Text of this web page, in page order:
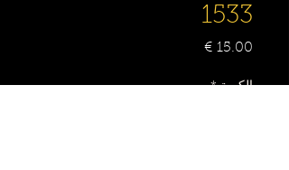
1533
السعر
الكمية *